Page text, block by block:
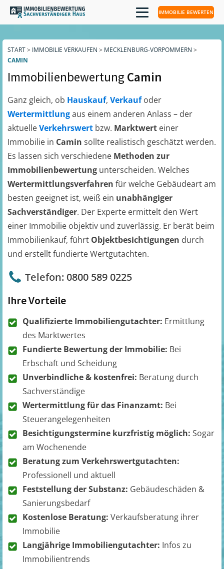
IMMOBILIE BEWERTEN
START> IMMOBILIE VERKAUFEN > MECKLENBURG-VORPOMMERN >
CAMIN
ImmobilienbewertungCamin
Ganz gleich, ob Hauskauf, Verkaufoder
Wertermittlungaus einem anderen Anlass – der
aktuelleVerkehrswert bzw. Marktwert einer
Immobilie in Camin sollte realistisch geschätzt werden.
Es lassen sich verschiedene Methoden zur
Immobilienbewertung unterscheiden. Welches
Wertermittlungsverfahren für welche Gebäudeart am
besten geeignet ist, weiß ein unabhängiger
Sachverständiger. Der Experte ermittelt den Wert
einer Immobilie objektiv und zuverlässig. Er berät beim
Immobilienkauf, führt Objektbesichtigungen durch
und erstellt fundierte Wertgutachten.
Telefon: 0800 589 0225
Ihre Vorteile
Qualifizierte Immobiliengutachter: Ermittlung
des Marktwertes
Fundierte Bewertung der Immobilie: Bei
Erbschaft und Scheidung
Unverbindliche & kostenfrei: Beratung durch
Sachverständige
Wertermittlung für das Finanzamt: Bei
Steuerangelegenheiten
Besichtigungstermine kurzfristig möglich: Sogar
am Wochenende
Beratung zum Verkehrswertgutachten:
Professionell und aktuell
Feststellung der Substanz: Gebäudeschäden &
Sanierungsbedarf
Kostenlose Beratung: Verkaufsberatung ihrer
Immobilie
Langjährige Immobiliengutachter: Infos zu
Immobilientrends